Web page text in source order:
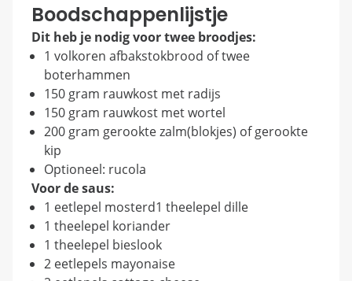
Boodschappenlijstje
Dit heb je nodig voor twee broodjes:
1 volkoren afbakstokbrood of twee
boterhammen
150 gram rauwkost met radijs
150 gram rauwkost met wortel
200 gram gerookte zalm(blokjes) of gerookte
kip
Optioneel: rucola
Voor de saus:
1 eetlepel mosterd1 theelepel dille
1 theelepel koriander
1 theelepel bieslook
2 eetlepels mayonaise